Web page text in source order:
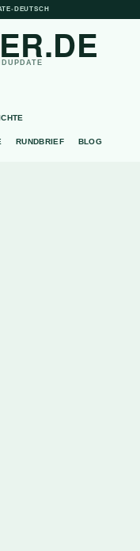
• DEUTSCH
RUNDBRIEF BLOG